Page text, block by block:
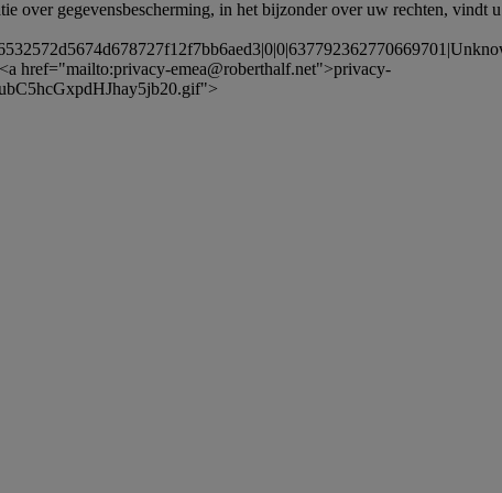
over gegevensbescherming, in het bijzonder over uw rechten, vindt u
href="mailto:privacy-emea@roberthalf.net">privacy-